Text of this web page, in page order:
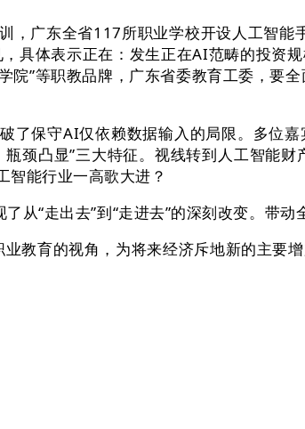
广东全省117所职业学校开设人工智能
具体表示正在：发生正在AI范畴的投资
院”等职教品牌，广东省委教育工委，要
保守AI仅依赖数据输入的局限。多位嘉
颈凸显”三大特征。视线转到人工智能
智能行业一高歌大进？
“走出去”到“走进去”的深刻改变。带
育的视角，为将来经济斥地新的主要